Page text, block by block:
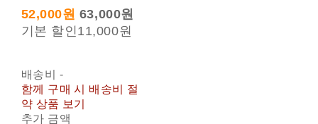
52,000원 63,000원
기본 할인 11,000원
배송비 -
함께 구매 시 배송비 절
약 상품 보기
추가 금액